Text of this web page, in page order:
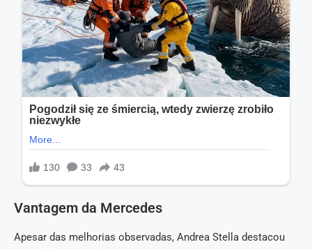
Vantagem da Mercedes
Apesar das melhorias observadas, Andrea Stella destacou